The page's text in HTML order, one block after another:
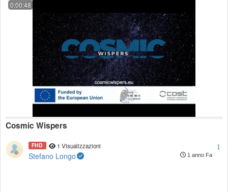
0:00:48
Cosmic Wispers
FHD 1 Visualizzazioni
Stefano Longo 1 anno Fa